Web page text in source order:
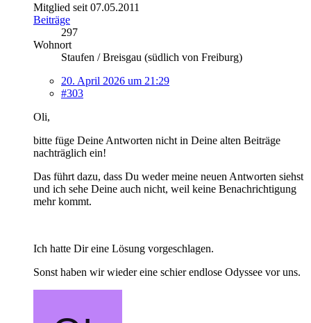
Mitglied seit 07.05.2011
Beiträge
297
Wohnort
Staufen / Breisgau (südlich von Freiburg)
20. April 2026 um 21:29
#303
Oli,
bitte füge Deine Antworten nicht in Deine alten Beiträge
nachträglich ein!
Das führt dazu, dass Du weder meine neuen Antworten siehst
und ich sehe Deine auch nicht, weil keine Benachrichtigung
mehr kommt.
Ich hatte Dir eine Lösung vorgeschlagen.
Sonst haben wir wieder eine schier endlose Odyssee vor uns.